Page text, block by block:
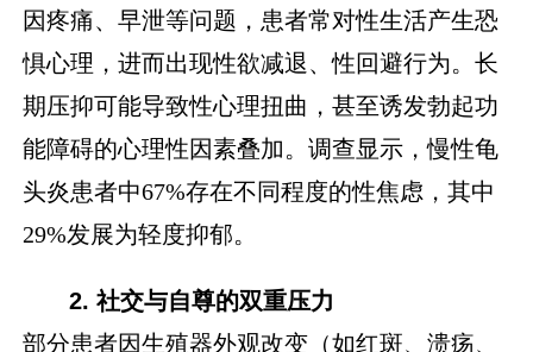
因疼痛、早泄等问题，患者常对性生活产生恐
惧心理，进而出现性欲减退、性回避行为。长
期压抑可能导致性心理扭曲，甚至诱发勃起功
能障碍的心理性因素叠加。调查显示，慢性龟
头炎患者中67%存在不同程度的性焦虑，其中
29%发展为轻度抑郁。
2. 社交与自尊的双重压力
部分患者因生殖器外观改变（如红斑、溃疡、